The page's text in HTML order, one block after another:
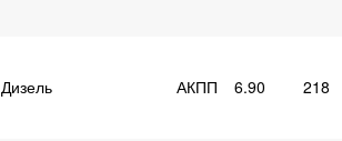
Дизель АКПП 6.90 218